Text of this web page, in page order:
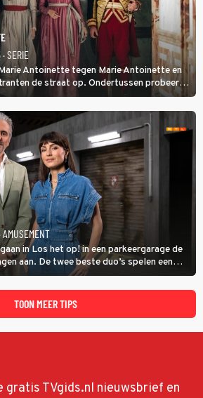
· SERIE
Antoinette tegen Marie Antoinette en
de straat op. Ondertussen probeert
Saint-Cloud te kopen. Ze wil daar haar
AMUSEMENT
in Los het op! in een parkeergarage de
aan. De twee beste duo’s spelen een
deze aflevering onder anderen cabaretiers
Boer.
TOON MEER TIPS
gratis TVgids.nl nieuwsbrief en